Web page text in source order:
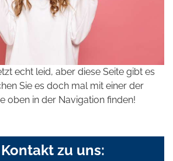
echt leid, aber diese Seite gibt es
Sie es doch mal mit einer der
oben in der Navigation finden!
zu uns: